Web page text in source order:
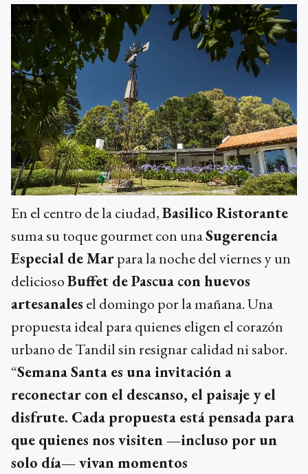
En el centro de la ciudad,Basilico Ristorante
suma su toque gourmet con unaSugerencia
Especial de Marpara la noche del viernes y un
deliciosoBuffet de Pascua con huevos
artesanales el domingo por la mañana. Una
propuesta ideal para quienes eligen el corazón
urbano de Tandil sin resignar calidad ni sabor.
“Semana Santa es una invitación a
reconectar con el descanso, el paisaje y el
disfrute. Cada propuesta está pensada para
que quienes nos visiten —incluso por un
solo día— vivan momentos